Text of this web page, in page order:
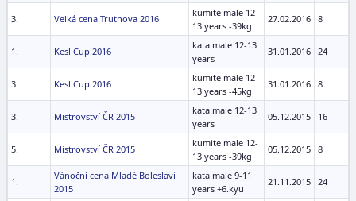
3. Velká cena Trutnova 2016
kumite male 12-
13 years -39kg
27.02.2016 8
1. Kesl Cup 2016
kata male 12-13
years
31.01.2016 24
3. Kesl Cup 2016
kumite male 12-
13 years -45kg
31.01.2016 8
3. Mistrovství ČR 2015
kata male 12-13
years
05.12.2015 16
5. Mistrovství ČR 2015
kumite male 12-
13 years -39kg
05.12.2015 8
1.
Vánoční cena Mladé Boleslavi
2015
kata male 9-11
years +6.kyu
21.11.2015 24